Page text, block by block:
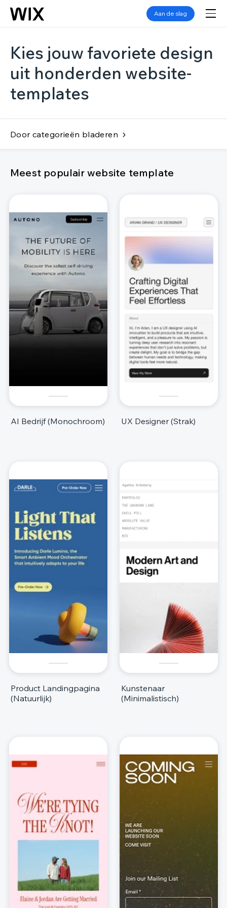
Aan de slag
Kies jouw favoriete design
uit honderden website-
templates
Door categorieën bladeren
Meest populair website template
AI Bedrijf (Monochroom) UX Designer (Strak)
Product Landingpagina
(Natuurlijk)
Kunstenaar
(Minimalistisch)